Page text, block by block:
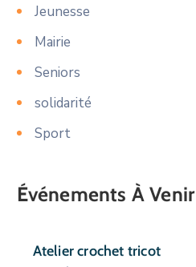
Jeunesse
Mairie
Seniors
solidarité
Sport
Événements À Venir
Atelier crochet tricot